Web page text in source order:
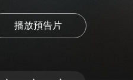
播放預告片